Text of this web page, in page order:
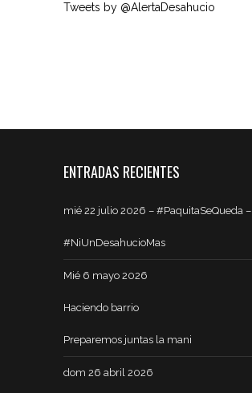
Tweets by @AlertaDesahucio
ENTRADAS RECIENTES
mié 22 julio 2026 – #PaquitaSeQueda –
#NiUnDesahucioMas
Mié 6 mayo 2026
Haciendo barrio
Preparemos juntas la mani
dom 26 abril 2026